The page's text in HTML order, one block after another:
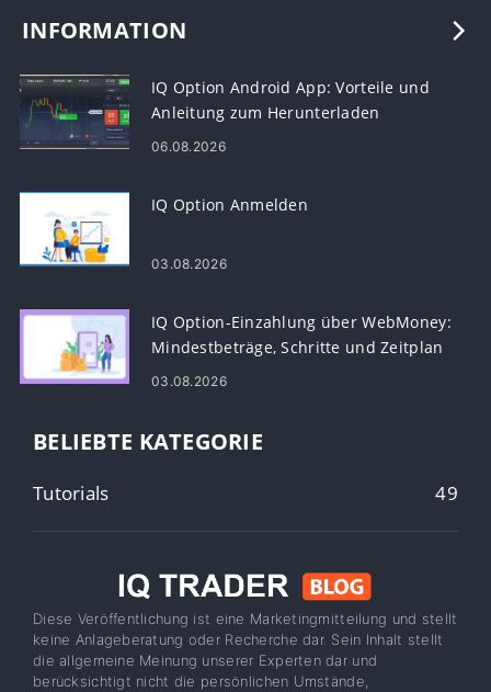
INFORMATION
IQ Option Android App: Vorteile und
Anleitung zum Herunterladen
06.08.2026
IQ Option Anmelden
03.08.2026
IQ Option-Einzahlung über WebMoney:
Mindestbeträge, Schritte und Zeitplan
03.08.2026
BELIEBTE KATEGORIE
Tutorials 49
Diese Veröffentlichung ist eine Marketingmitteilung und stellt
keine Anlageberatung oder Recherche dar. Sein Inhalt stellt
die allgemeine Meinung unserer Experten dar und
berücksichtigt nicht die persönlichen Umstände,